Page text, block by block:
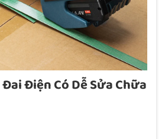
Điện Có Dễ Sửa Chữa